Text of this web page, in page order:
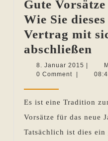
Gute
Wie Sie
Vertrag mit
abschließen
–
8. Januar 2015 8.
Januar
|
0 Comment
|
Es ist eine Tradition
Vorsätze für das neue
Tatsächlich ist dies